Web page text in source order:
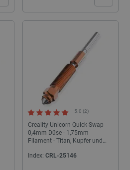
Creality Unicorn Quick-Swap
0,4mm Düse - 1,75mm
Filament - Titan, Kupfer und
5.0 (2)
Index: CRL-25146